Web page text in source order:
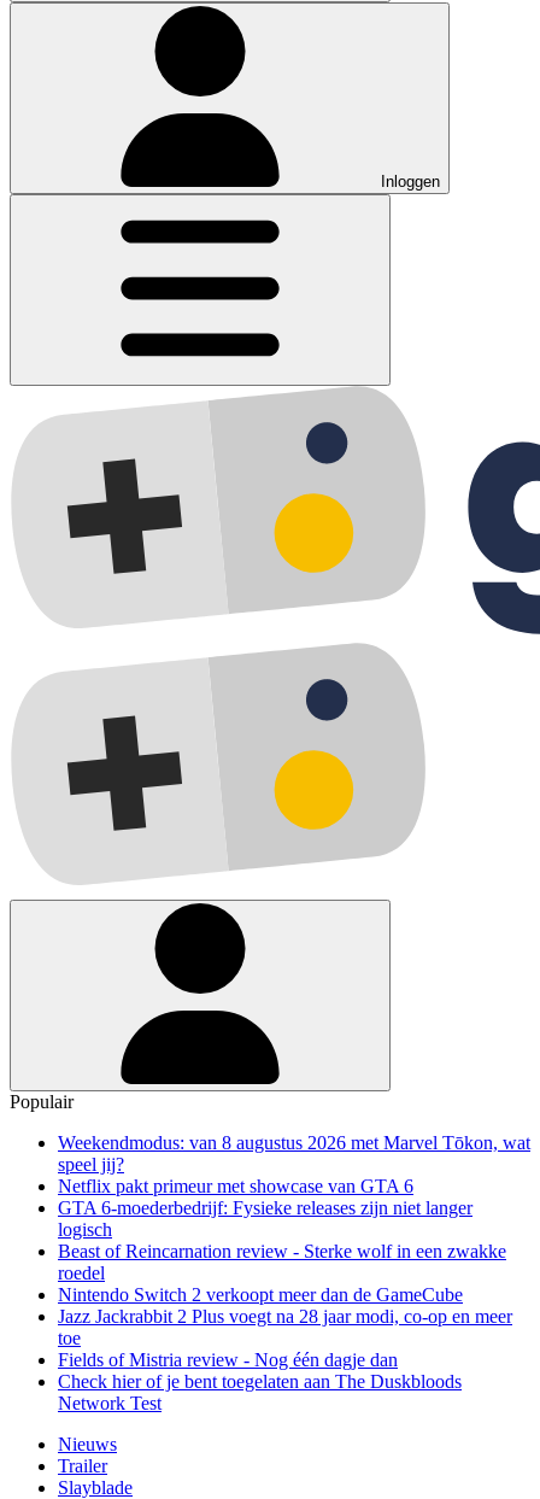
Inloggen
Populair
Weekendmodus: van 8 augustus 2026 met Marvel Tōkon, wat
speel jij?
Netflix pakt primeur met showcase van GTA 6
GTA 6-moederbedrijf: Fysieke releases zijn niet langer
logisch
Beast of Reincarnation review - Sterke wolf in een zwakke
roedel
Nintendo Switch 2 verkoopt meer dan de GameCube
Jazz Jackrabbit 2 Plus voegt na 28 jaar modi, co-op en meer
toe
Fields of Mistria review - Nog één dagje dan
Check hier of je bent toegelaten aan The Duskbloods
Network Test
Nieuws
Trailer
Slayblade